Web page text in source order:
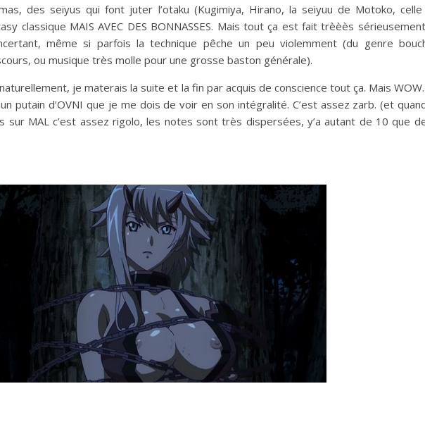
des seiyus qui font juter l’otaku (Kugimiya, Hirano, la seiyuu de Motoko,
classique MAIS AVEC DES BONNASSES. Mais tout ça est fait trèèès
même si parfois la technique pêche un peu violemment (du genre
ou musique très molle pour une grosse baston générale).
je materais la suite et la fin par acquis de conscience tout ça. Mais WOW.
putain d’OVNI que je me dois de voir en son intégralité. C’est assez zarb. (et
sur MAL c’est assez rigolo, les notes sont très dispersées, y’a autant de 10 que